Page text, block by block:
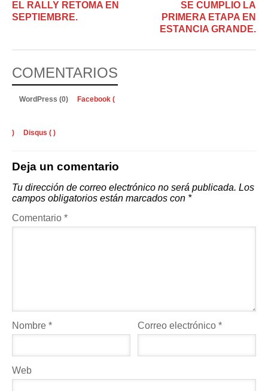
EL RALLY RETOMA EN
SEPTIEMBRE.
SE CUMPLIO LA
PRIMERA ETAPA EN
ESTANCIA GRANDE.
COMENTARIOS
WordPress (0) Facebook (
) Disqus ( )
Deja un comentario
Tu dirección de correo electrónico no será publicada. Los
campos obligatorios están marcados con *
Comentario *
Nombre * Correo electrónico*
Web